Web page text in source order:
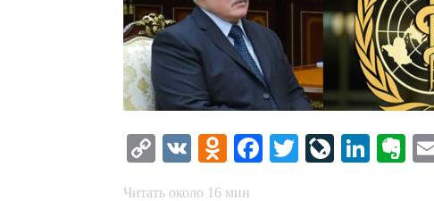
Copy
VK Odnoklassniki
Facebook
Twitter
Читать около 16 мин